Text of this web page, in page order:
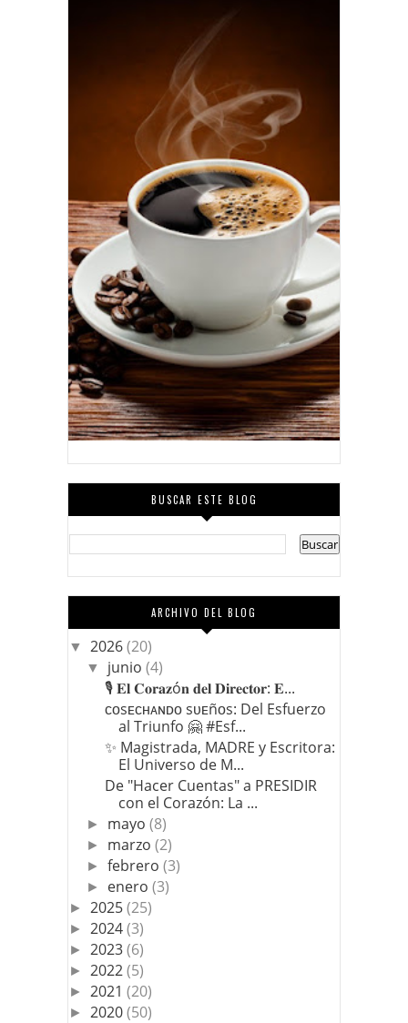
BUSCAR ESTE BLOG
ARCHIVO DEL BLOG
▼ 2026(20)
▼ junio(4)
🎙️ 𝐄𝐥 𝐂𝐨𝐫𝐚𝐳ó𝐧 𝐝𝐞𝐥 𝐃𝐢𝐫𝐞𝐜𝐭𝐨𝐫: 𝐄...
ᴄᴏsᴇᴄʜᴀɴᴅᴏ sᴜᴇñᴏs: Del Esfuerzo
al Triunfo 🤗 #Esf...
​✨ Magistrada, MADRE y Escritora:
El Universo de M...
​De "Hacer Cuentas" a PRESIDIR
con el Corazón: La ...
► mayo(8)
► marzo(2)
►febrero(3)
► enero(3)
► 2025(25)
► 2024(3)
► 2023(6)
► 2022(5)
► 2021 (20)
► 2020(50)